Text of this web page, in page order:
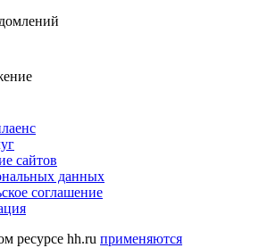
сайтов
данных
соглашение
ресурсе hh.ru применяются